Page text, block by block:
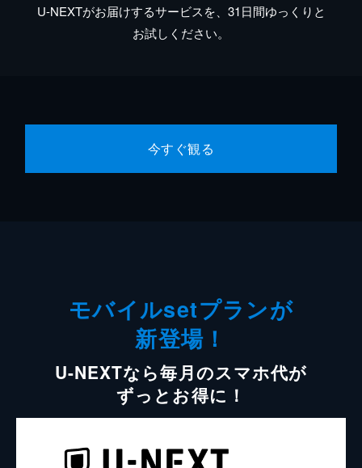
U-NEXTがお届けするサービスを、31日間ゆっくりと
お試しください。
今すぐ観る
モバイルsetプランが
新登場！
U-NEXTなら毎月のスマホ代が
ずっとお得に！